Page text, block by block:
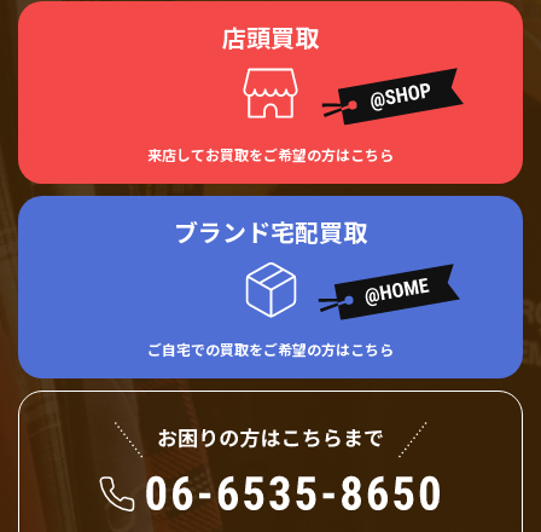
店頭買取
来店してお買取をご希望の方はこちら
ブランド宅配買取
ご自宅での買取をご希望の方はこちら